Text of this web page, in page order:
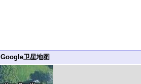
Google卫星地图